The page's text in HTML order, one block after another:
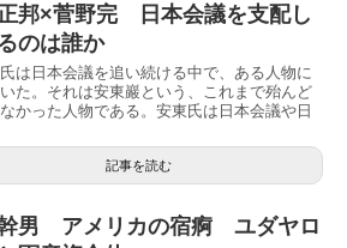
邦×菅野完 日本会議を支配し
のは誰か
は日本会議を追い続ける中で、ある人物に
た。それは安東巖という、これまで殆んど
かった人物である。安東氏は日本会議や日
記事を読む
男 アメリカの宿痾 ユダヤロ